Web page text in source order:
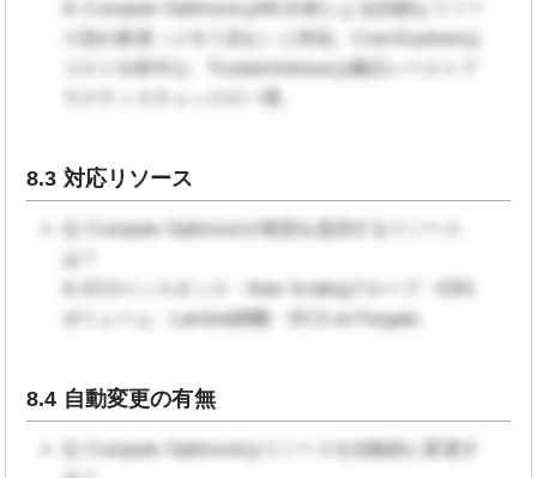
A: Compute OptimizerはML分析による詳細なリソー
ス別の推奨（メモリ含む）に特化。Cost Explorerは
コスト分析中心、Trusted Advisorは幅広いベストプ
8.3 対応リソース
Q: Compute Optimizerが推奨を提供するリソース
A: EC2インスタンス・Auto Scalingグループ・EBS
ボリューム・Lambda関数・ECS on Fargate。
8.4 自動変更の有無
Q: Compute Optimizerはリソースを自動的に変更す